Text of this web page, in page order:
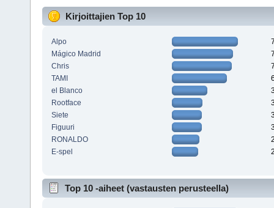
Kirjoittajien Top 10
Alpo
Mágico Madrid
Chris
TAMI
el Blanco
Rootface
Siete
Figuuri
RONALDO
E-spel
Top 10 -aiheet (vastausten perusteella)